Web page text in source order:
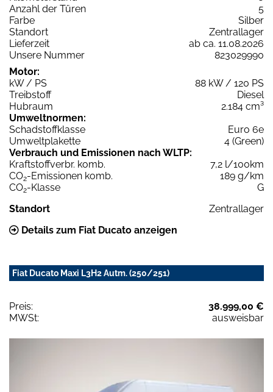
Anzahl der Türen
5
Farbe
Silber
Standort
Zentrallager
Lieferzeit
ab ca. 11.08.2026
Unsere Nummer
823029990
Motor:
kW / PS
88 kW / 120 PS
Treibstoff
Diesel
Hubraum
2.184 cm³
Umweltnormen:
Schadstoffklasse
Euro 6e
Umweltplakette
4 (Green)
Verbrauch und Emissionen nach WLTP:
Kraftstoffverbr. komb.
7,2 l/100km
CO2-Emissionen komb.
189 g/km
CO2-Klasse
G
Standort
Zentrallager
Details zum Fiat Ducato anzeigen
Fiat Ducato Maxi L3H2 Autm. (250/251)
Preis:
38.999,00 €
MWSt:
ausweisbar